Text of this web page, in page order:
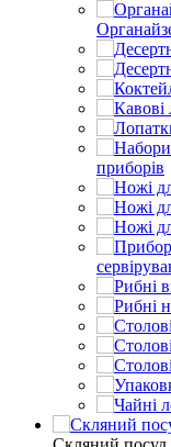
приборів